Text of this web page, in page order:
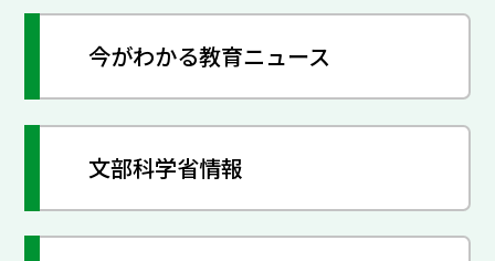
今がわかる教育ニュース
文部科学省情報